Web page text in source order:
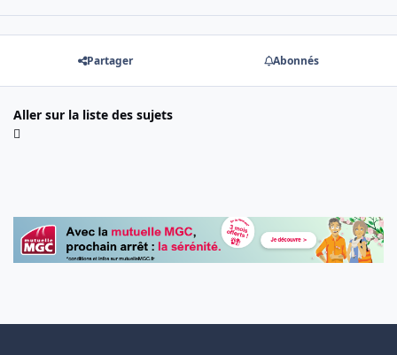
Partager Abonnés
Aller sur la liste des sujets